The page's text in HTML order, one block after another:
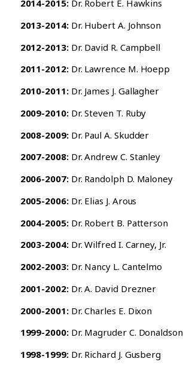
2014-2015:Dr. Robert E. Hawkins
2013-2014:Dr. Hubert A. Johnson
2012-2013:Dr. David R. Campbell
2011-2012:Dr. Lawrence M. Hoepp
2010-2011:Dr. James J. Gallagher
2009-2010:Dr. Steven T. Ruby
2008-2009:Dr. Paul A. Skudder
2007-2008:Dr. Andrew C. Stanley
2006-2007:Dr. Randolph D. Maloney
2005-2006:Dr. Elias J. Arous
2004-2005:Dr. Robert B. Patterson
2003-2004:Dr. Wilfred I. Carney, Jr.
2002-2003:Dr. Nancy L. Cantelmo
2001-2002:Dr. A. David Drezner
2000-2001:Dr. Charles E. Dixon
1999-2000:Dr. Magruder C. Donaldson
1998-1999:Dr. Richard J. Gusberg